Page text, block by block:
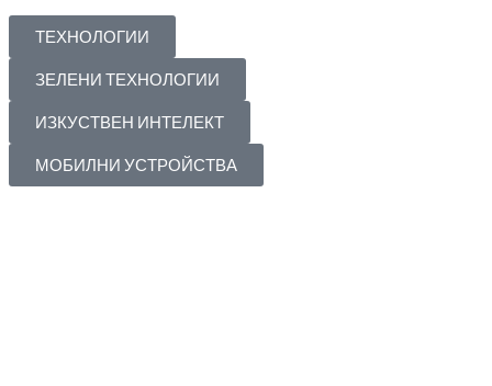
ТЕХНОЛОГИИ
ЗЕЛЕНИ ТЕХНОЛОГИИ
ИЗКУСТВЕН ИНТЕЛЕКТ
МОБИЛНИ УСТРОЙСТВА